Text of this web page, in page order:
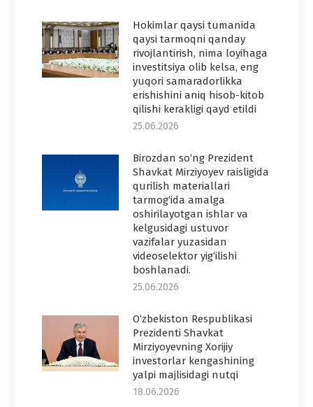
Hokimlar qaysi tumanida
qaysi tarmoqni qanday
rivojlantirish, nima loyihaga
investitsiya olib kelsa, eng
yuqori samaradorlikka
erishishini aniq hisob-kitob
qilishi kerakligi qayd etildi
25.06.2026
Birozdan so‘ng Prezident
Shavkat Mirziyoyev raisligida
qurilish materiallari
tarmog‘ida amalga
oshirilayotgan ishlar va
kelgusidagi ustuvor
vazifalar yuzasidan
videoselektor yig‘ilishi
boshlanadi.
25.06.2026
O‘zbekiston Respublikasi
Prezidenti Shavkat
Mirziyoyevning Xorijiy
investorlar kengashining
yalpi majlisidagi nutqi
18.06.2026